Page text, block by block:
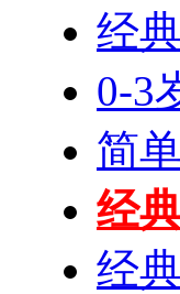
经
0-3
简
经
经